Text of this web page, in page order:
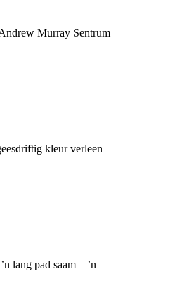
Murray Sentrum
kleur verleen
lang pad saam – ’n